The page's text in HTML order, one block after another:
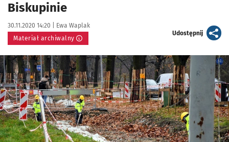
Biskupinie
Data publikacji:
30.11.2020 14:20 | Autor:
Ewa Waplak
Materiał archiwalny
Udostępnijartykuł
Kliknij, aby powiększyć